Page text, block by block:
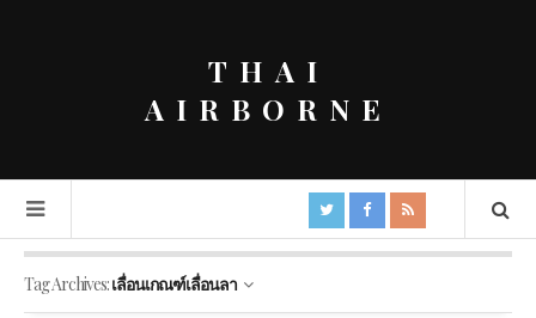
THAI
AIRBORNE
Tag Archives:เลื่อนเกณฑ์เลื่อนลา